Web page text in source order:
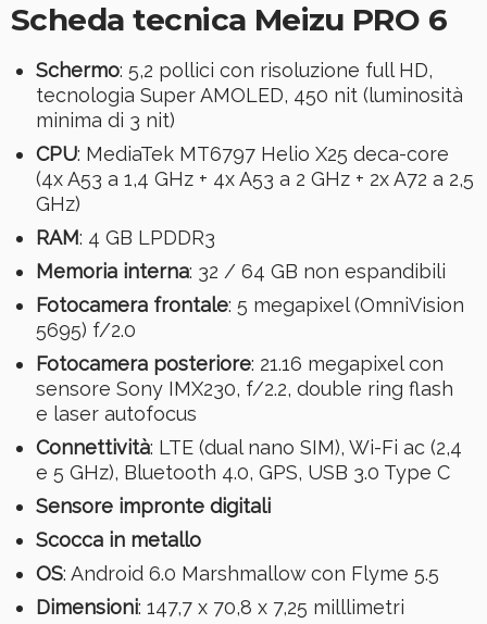
Scheda tecnica Meizu PRO 6
Schermo: 5,2 pollici con risoluzione full HD,
tecnologia Super AMOLED, 450 nit (luminosità
minima di 3 nit)
CPU: MediaTek MT6797 Helio X25 deca-core
(4x A53 a 1,4 GHz + 4x A53 a 2 GHz + 2x A72 a 2,5
GHz)
RAM: 4 GB LPDDR3
Memoria interna: 32 / 64 GB non espandibili
Fotocamera frontale: 5 megapixel (OmniVision
5695) f/2.0
Fotocamera posteriore: 21.16 megapixel con
sensore Sony IMX230, f/2.2, double ring flash
e laser autofocus
Connettività: LTE (dual nano SIM), Wi-Fi ac (2,4
e 5 GHz), Bluetooth 4.0, GPS, USB 3.0 Type C
Sensore impronte digitali
Scocca in metallo
OS: Android 6.0 Marshmallow con Flyme 5.5
Dimensioni: 147,7 x 70,8 x 7,25 milllimetri